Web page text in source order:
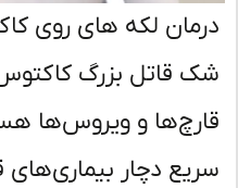
لکه های روی
قاتل بزرگ کاکتوس‌ها
و ویروس‌ها
دچار بیماری‌های